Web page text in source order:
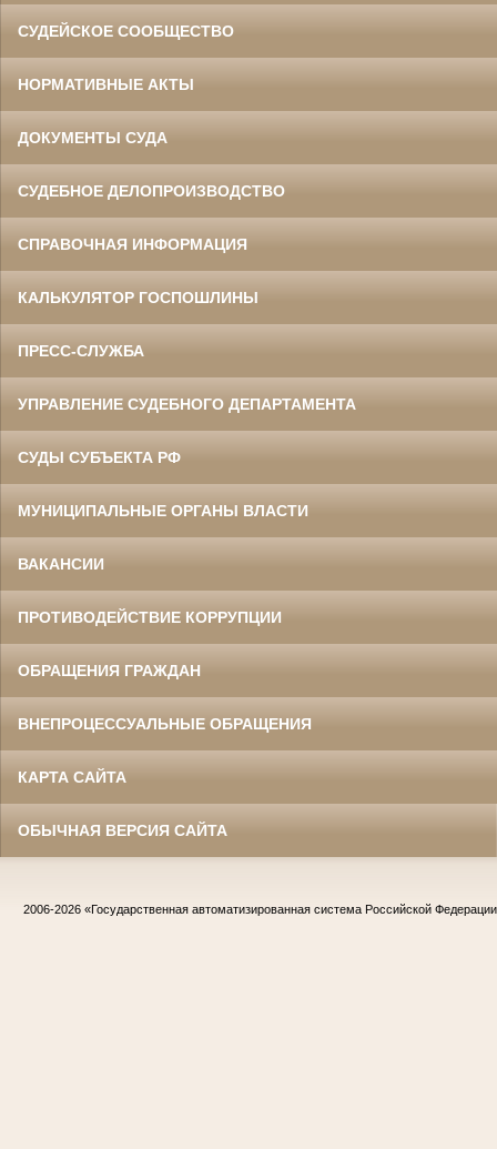
СУДЕЙСКОЕ СООБЩЕСТВО
НОРМАТИВНЫЕ АКТЫ
ДОКУМЕНТЫ СУДА
СУДЕБНОЕ ДЕЛОПРОИЗВОДСТВО
СПРАВОЧНАЯ ИНФОРМАЦИЯ
КАЛЬКУЛЯТОР ГОСПОШЛИНЫ
ПРЕСС-СЛУЖБА
УПРАВЛЕНИЕ СУДЕБНОГО ДЕПАРТАМЕНТА
СУДЫ СУБЪЕКТА РФ
МУНИЦИПАЛЬНЫЕ ОРГАНЫ ВЛАСТИ
ВАКАНСИИ
ПРОТИВОДЕЙСТВИЕ КОРРУПЦИИ
ОБРАЩЕНИЯ ГРАЖДАН
ВНЕПРОЦЕССУАЛЬНЫЕ ОБРАЩЕНИЯ
КАРТА САЙТА
ОБЫЧНАЯ ВЕРСИЯ САЙТА
2006-2026 «Государственная автоматизированная система Российской